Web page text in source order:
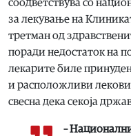
соодветствува со
за лекување на
третман од
поради недостаток на
лекарите биле
и расположливи
свесна дека секоја
–